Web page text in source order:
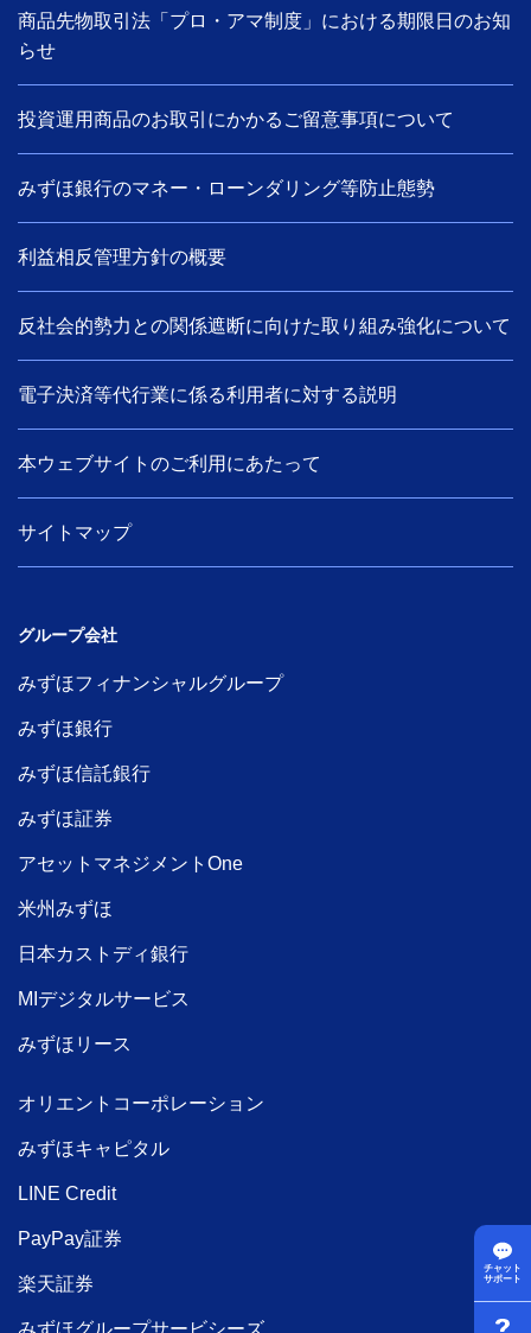
チャット
サポート
商品先物取引法「プロ・アマ制度」における期限日のお知
らせ
投資運用商品のお取引にかかるご留意事項について
みずほ銀行のマネー・ローンダリング等防止態勢
利益相反管理方針の概要
反社会的勢力との関係遮断に向けた取り組み強化について
電子決済等代行業に係る利用者に対する説明
本ウェブサイトのご利用にあたって
サイトマップ
グループ会社
みずほフィナンシャルグループ
みずほ銀行
みずほ信託銀行
みずほ証券
アセットマネジメントOne
米州みずほ
日本カストディ銀行
MIデジタルサービス
みずほリース
オリエントコーポレーション
みずほキャピタル
LINE Credit
PayPay証券
楽天証券
みずほグループサービシーズ